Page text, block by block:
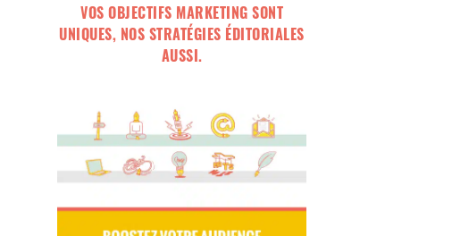
VOS OBJECTIFS MARKETING SONT
UNIQUES, NOS STRATÉGIES ÉDITORIALES
AUSSI.